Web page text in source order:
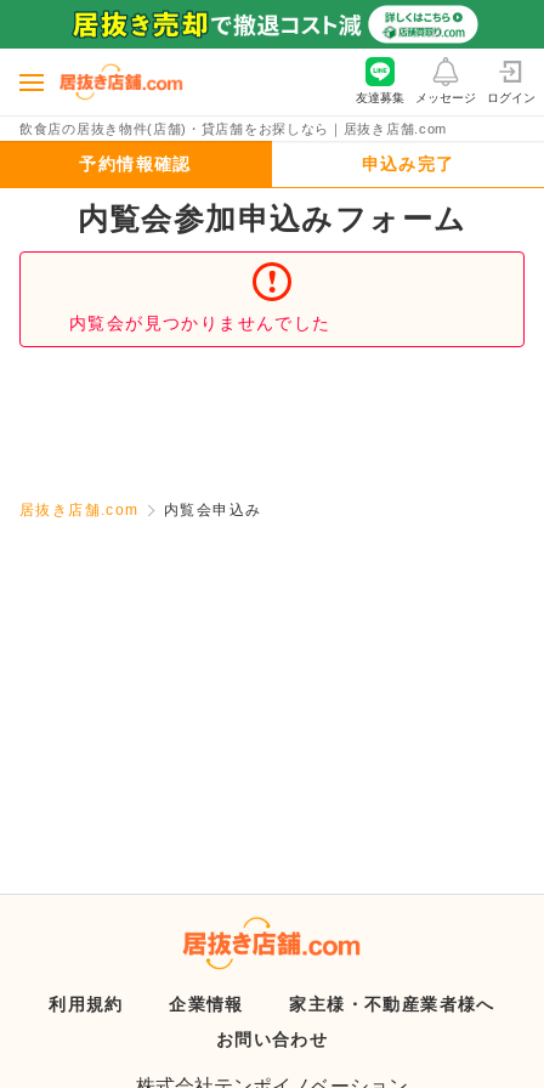
飲食店の居抜き物件(店舗)・貸店舗をお探しなら｜居抜き店舗.com
友達募集 メッセージ ログイン
予約情報確認 申込み完了
内覧会参加申込みフォーム
内覧会が見つかりませんでした
居抜き店舗.com 内覧会申込み
利用規約 企業情報
家主様・不動産業者様へ
お問い合わせ